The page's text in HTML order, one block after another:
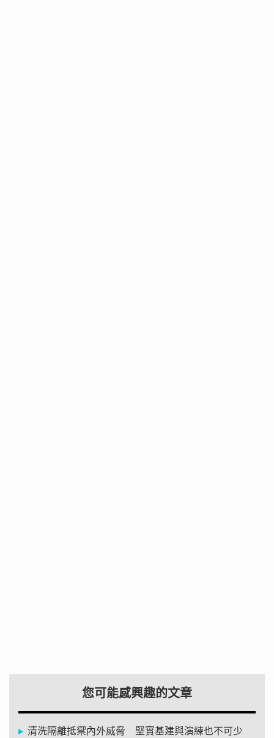
您可能感興趣的文章
清洗隔離抵禦內外威脅 堅實基建與演練也不可少